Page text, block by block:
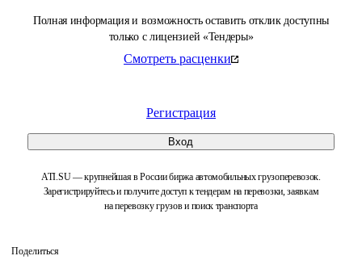
Полная информация и возможность оставить отклик доступны
только с лицензией «Тендеры»
Смотреть расценки
Регистрация
Вход
ATI.SU — крупнейшая в России биржа автомобильных грузоперевозок.
Зарегистрируйтесь и получите доступ к тендерам на перевозки, заявкам
на перевозку грузов и поиск транспорта
Поделиться